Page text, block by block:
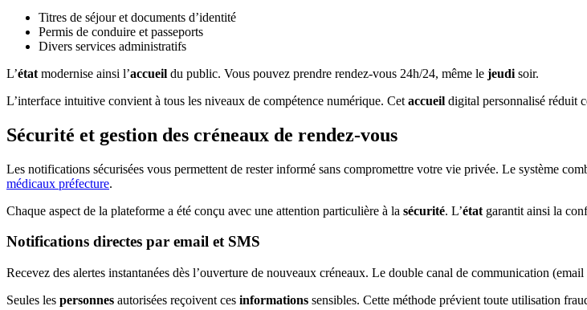
Titres de séjour et documents d’identité
Permis de conduire et passeports
Divers services administratifs
L’état modernise ainsi l’accueil du public. Vous pouvez prendre rendez-vous 24h/24, même le jeudi soir.
L’interface intuitive convient à tous les niveaux de compétence numérique. Cet accueil digital personnalisé réduit
Sécurité et gestion des créneaux de rendez-vous
Les notifications sécurisées vous permettent de rester informé sans compromettre votre vie privée. Le système
médicaux préfecture.
Chaque aspect de la plateforme a été conçu avec une attention particulière à la sécurité. L’état garantit ainsi la
Notifications directes par email et SMS
Recevez des alertes instantanées dès l’ouverture de nouveaux créneaux. Le double canal de communication
Seules les personnes autorisées reçoivent ces informations sensibles. Cette méthode prévient toute utilisation